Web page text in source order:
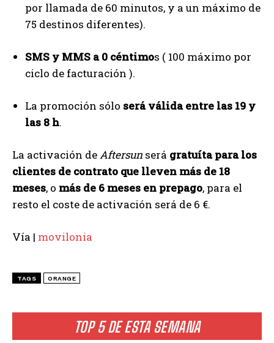
TOP 5 DE ESTA SEMANA
por llamada de 60 minutos, y a un máximo de
75 destinos diferentes).
SMS y MMS a 0 céntimos ( 100 máximo por
ciclo de facturación ).
La promoción sólo será válida entre las 19 y
las 8 h.
La activación deAftersun será gratuíta para los
clientes de contrato que lleven más de 18
meses, o más de 6 meses en prepago, para el
resto el coste de activación será de 6 €.
Vía | movilonia
TAGS ORANGE